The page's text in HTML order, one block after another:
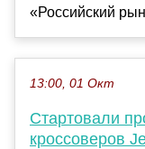
«Российский
13:00, 01 Окт
Стартовали
кроссоверов